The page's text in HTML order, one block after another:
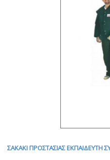
ΣΑΚΑΚΙ ΠΡΟΣΤΑΣΙΑΣ ΕΚΠΑΙΔΕΥΤΗ